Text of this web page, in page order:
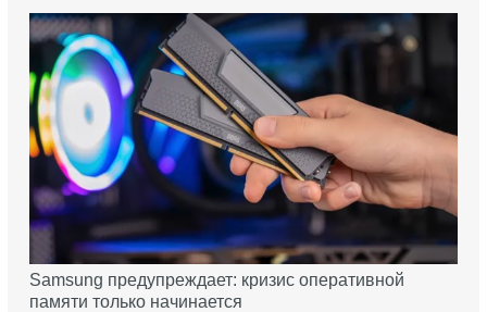
Samsung предупреждает: кризис оперативной
памяти только начинается